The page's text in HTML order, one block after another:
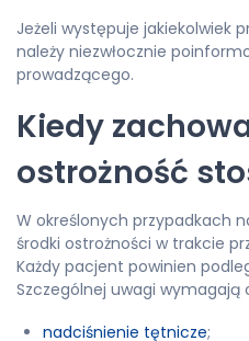
Jeżeli występuje jakiekolwiek
należy niezwłocznie
prowadzącego.
Kiedy
ostrożność
W określonych przypadkach
środki ostrożności w trakcie
Każdy pacjent powinien
Szczególnej uwagi wymagają
nadciśnienie tętnicze;